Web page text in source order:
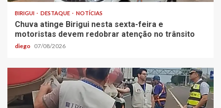
BIRIGUI DESTAQUE NOTÍCIAS
Chuva atinge Birigui nesta sexta-feira e
motoristas devem redobrar atenção no trânsito
diego 07/08/2026